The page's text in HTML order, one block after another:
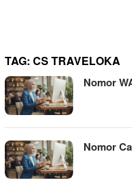
TAG: CS TRAVELOKA
Nomor
Nomor